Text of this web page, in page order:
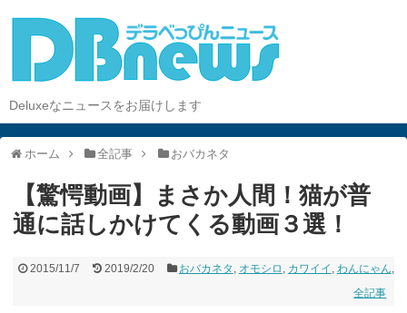
Deluxeなニュースをお届けします
ホーム 全記事 おバカネタ
【驚愕動画】まさか人間！猫が普
通に話しかけてくる動画３選！
2015/11/7 2019/2/20 おバカネタ , オモシロ , カワイイ , わんにゃん,
全記事